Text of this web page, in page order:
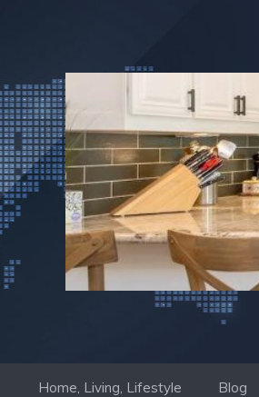
inhoud
Home, Living, Lifestyle Blog